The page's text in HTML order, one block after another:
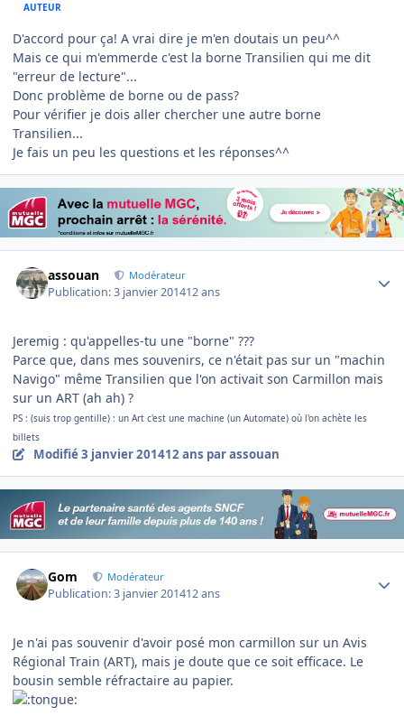
AUTEUR
D'accord pour ça! A vrai dire je m'en doutais un peu^^
Mais ce qui m'emmerde c'est la borne Transilien qui me dit
"erreur de lecture"...
Donc problème de borne ou de pass?
Pour vérifier je dois aller chercher une autre borne
Transilien...
Je fais un peu les questions et les réponses^^
assouan Modérateur
Publication:3 janvier 201412 ans
Jeremig : qu'appelles-tu une "borne" ???
Parce que, dans mes souvenirs, ce n'était pas sur un "machin
Navigo" même Transilien que l'on activait son Carmillon mais
sur un ART (ah ah) ?
PS : (suis trop gentille) : un Art c'est une machine (un Automate) où l'on achète les
billets
Modifié3 janvier 201412 ans par assouan
Gom Modérateur
Publication:3 janvier 201412 ans
Je n'ai pas souvenir d'avoir posé mon carmillon sur un Avis
Régional Train (ART), mais je doute que ce soit efficace. Le
bousin semble réfractaire au papier.